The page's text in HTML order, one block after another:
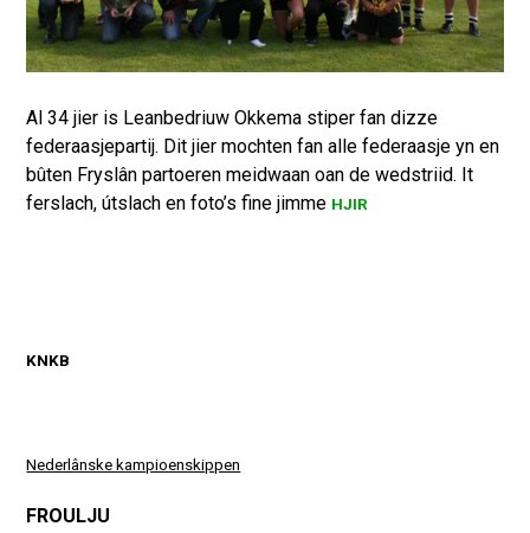
Al 34 jier is Leanbedriuw Okkema stiper fan dizze
federaasjepartij. Dit jier mochten fan alle federaasje yn en
bûten Fryslân partoeren meidwaan oan de wedstriid. It
ferslach, útslach en foto’s fine jimme HJIR
KNKB
Nederlânske kampioenskippen
FROULJU